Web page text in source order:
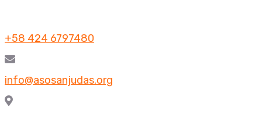
+58 424 6797480
info@asosanjudas.org